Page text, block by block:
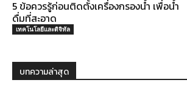
5 ข้อควรรู้ก่อนติดตั้งเครื่องกรองน้ำ เพื่อน้ำ
ดื่มที่สะอาด
เทคโนโลยีและดิจิทัล
บทความล่าสุด